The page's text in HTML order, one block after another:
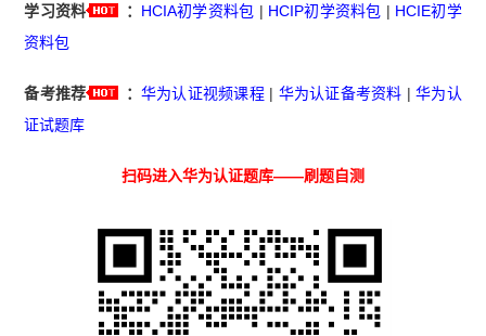
学习资料 ： HCIA初学资料包 | HCIP初学资料包 | HCIE初学
资料包
备考推荐 ： 华为认证视频课程| 华为认证备考资料 |华为认
证试题库
扫码进入华为认证题库——刷题自测